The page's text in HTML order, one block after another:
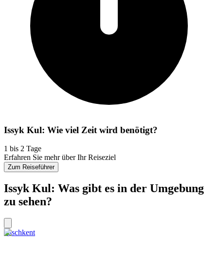
Issyk Kul: Wie viel Zeit wird benötigt?
1 bis 2 Tage
Erfahren Sie mehr über Ihr Reiseziel
Zum Reiseführer
Issyk Kul: Was gibt es in der Umgebung
zu sehen?
Taschkent